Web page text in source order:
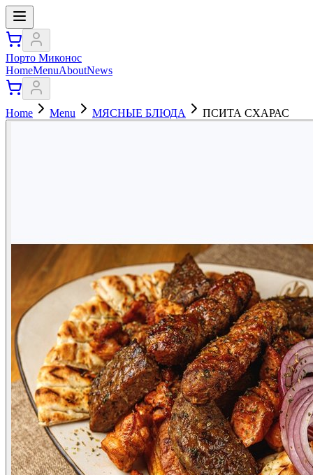
Порто Миконос
HomeMenuAboutNews
Home Menu МЯСНЫЕ БЛЮДА ПСИТА СХАРАС